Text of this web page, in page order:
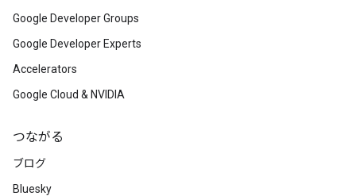
Google Developer Groups
Google Developer Experts
Accelerators
Google Cloud & NVIDIA
つながる
ブログ
Bluesky